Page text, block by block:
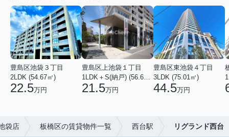
豊島区池袋３丁目
2LDK (54.67㎡)
22.5万円
豊島区上池袋１丁目
21.5万円
豊島区東池袋４丁目
3LDK (75.01㎡)
44.5万円
袋店 板橋区の賃貸物件一覧 西台駅 リグランド西台